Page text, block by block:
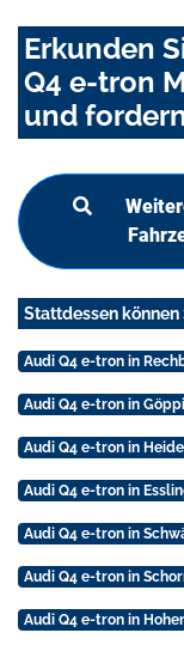
Erkunden
Q4 e-tron
und
Stattdessen können
Audi Q4 e-tron in
Audi Q4 e-tron in
Audi Q4 e-tron in
Audi Q4 e-tron in
Audi Q4 e-tron in
Audi Q4 e-tron in
Audi Q4 e-tron in